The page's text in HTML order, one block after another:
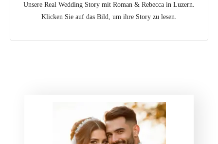
Unsere Real Wedding Story mit Roman & Rebecca in Luzern.
Klicken Sie auf das Bild, um ihre Story zu lesen.